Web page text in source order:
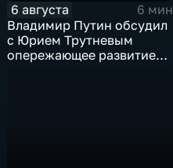
6 августа
6 мин
Владимир Путин обсудил
с Юрием Трутневым
опережающее развитие